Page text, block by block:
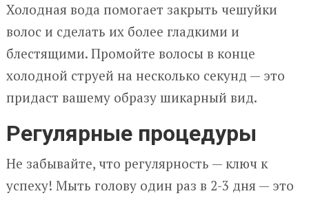
Холодная вода помогает закрыть чешуйки
волос и сделать их более гладкими и
блестящими. Промойте волосы в конце
холодной струей на несколько секунд — это
придаст вашему образу шикарный вид.
Регулярные процедуры
Не забывайте, что регулярность — ключ к
успеху! Мыть голову один раз в 2-3 дня — это